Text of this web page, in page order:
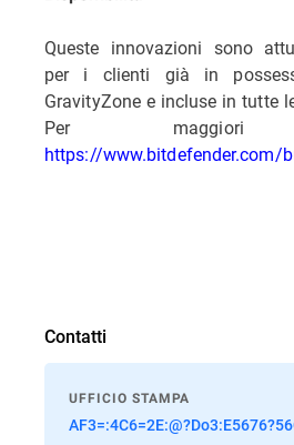
Queste innovazioni sono
per i clienti già in
GravityZone e incluse in tutte
Per maggiori
https://www.bitdefender.com/
Contatti
UFFICIO STAMPA